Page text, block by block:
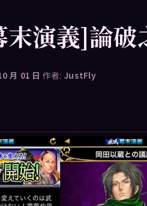
末演義]論破
月 01 日 作者: JustFly